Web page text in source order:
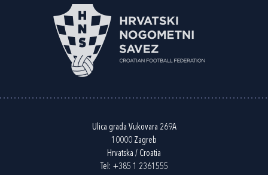
Ulica grada Vukovara 269A
10000 Zagreb
Hrvatska / Croatia
Tel: +385 1 2361555